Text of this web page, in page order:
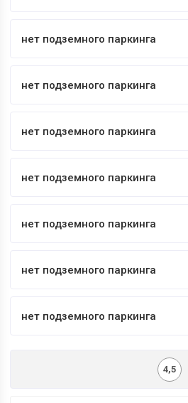
нет подземного паркинга
нет подземного паркинга
нет подземного паркинга
нет подземного паркинга
нет подземного паркинга
нет подземного паркинга
нет подземного паркинга
4,5